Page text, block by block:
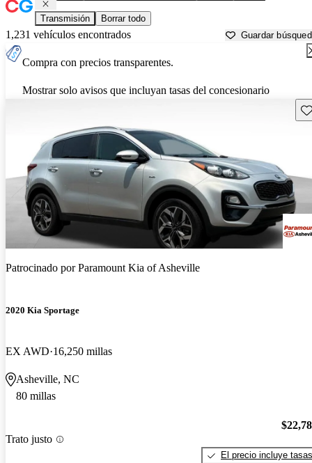
Transmisión Borrar todo
1,231 vehículos encontrados Guardar
Compra con precios transparentes.
Mostrar solo avisos que incluyan tasas del concesionario
Patrocinado porParamount Kia of Asheville
2020 Kia Sportage
EX AWD 16,250 millas
Asheville, NC
80 millas
Trato justo
El precio incluye tasas